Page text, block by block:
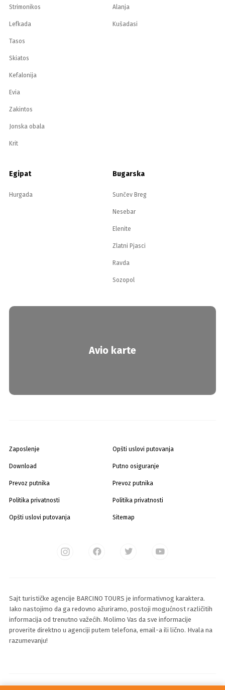
Strimonikos
Lefkada
Tasos
Skiatos
Kefalonija
Evia
Zakintos
Jonska obala
Krit
Alanja
Kušadasi
Egipat
Hurgada
Bugarska
Sunčev Breg
Nesebar
Elenite
Zlatni Pjasci
Ravda
Sozopol
Avio karte
Zaposlenje
Download
Prevoz putnika
Politika privatnosti
Opšti uslovi putovanja
Opšti uslovi putovanja
Putno osiguranje
Prevoz putnika
Politika privatnosti
Sitemap
Sajt turističke agencije BARCINO TOURS je informativnog karaktera.
Iako nastojimo da ga redovno ažuriramo, postoji mogućnost različitih
informacija od trenutno važećih. Molimo Vas da sve informacije
proverite direktno u agenciji putem telefona, email-a ili lično. Hvala na
razumevanju!